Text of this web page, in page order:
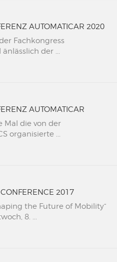
AUTOMATICAR 2020
Fachkongress
änlässlich der ...
AUTOMATICAR
Mal die von der
organisierte ...
2017
the Future of Mobility“
8. ...